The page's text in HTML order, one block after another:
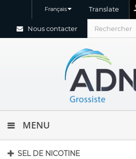
Translate
Français
Nous contacter
MENU
SEL DE NICOTINE